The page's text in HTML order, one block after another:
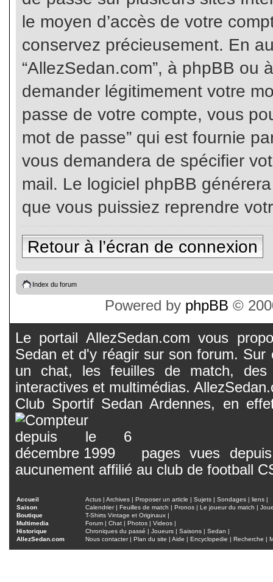
le moyen d’accès de votre
conservez précieusement. En
“AllezSedan.com”, à phpBB ou
demander légitimement votre
passe de votre compte, vous
mot de passe” qui est fournie
vous demandera de spécifier
mail. Le logiciel phpBB
que vous puissiez reprendre
Retour à l’écran de connexion
Index du forum
Powered by phpBB ©
Le portail AllezSedan.com vous
Sedan et d'y réagir sur son forum.
un chat, les feuilles de match, des
interactives et multimédias.
Club Sportif Sedan Ardennes, en
pages vues
aucunement affilié au club de football
Accueil Actus | Archives | Proposer un article | Sujets | Sondages | liens |
Saison
Calendrier| Feuilles de match | Pronos | Le joueur du match |
Boutique
T-Shirts Vintage et Originaux |
Multimedia
Forum | Chat | Photos | Videos |
Historique
Chroniques du passé | Joueurs | Saisons | Sedan |
AllezSedan.com
Nous contacter| Plan du site | Aide | Encyclopedie | Recherche |